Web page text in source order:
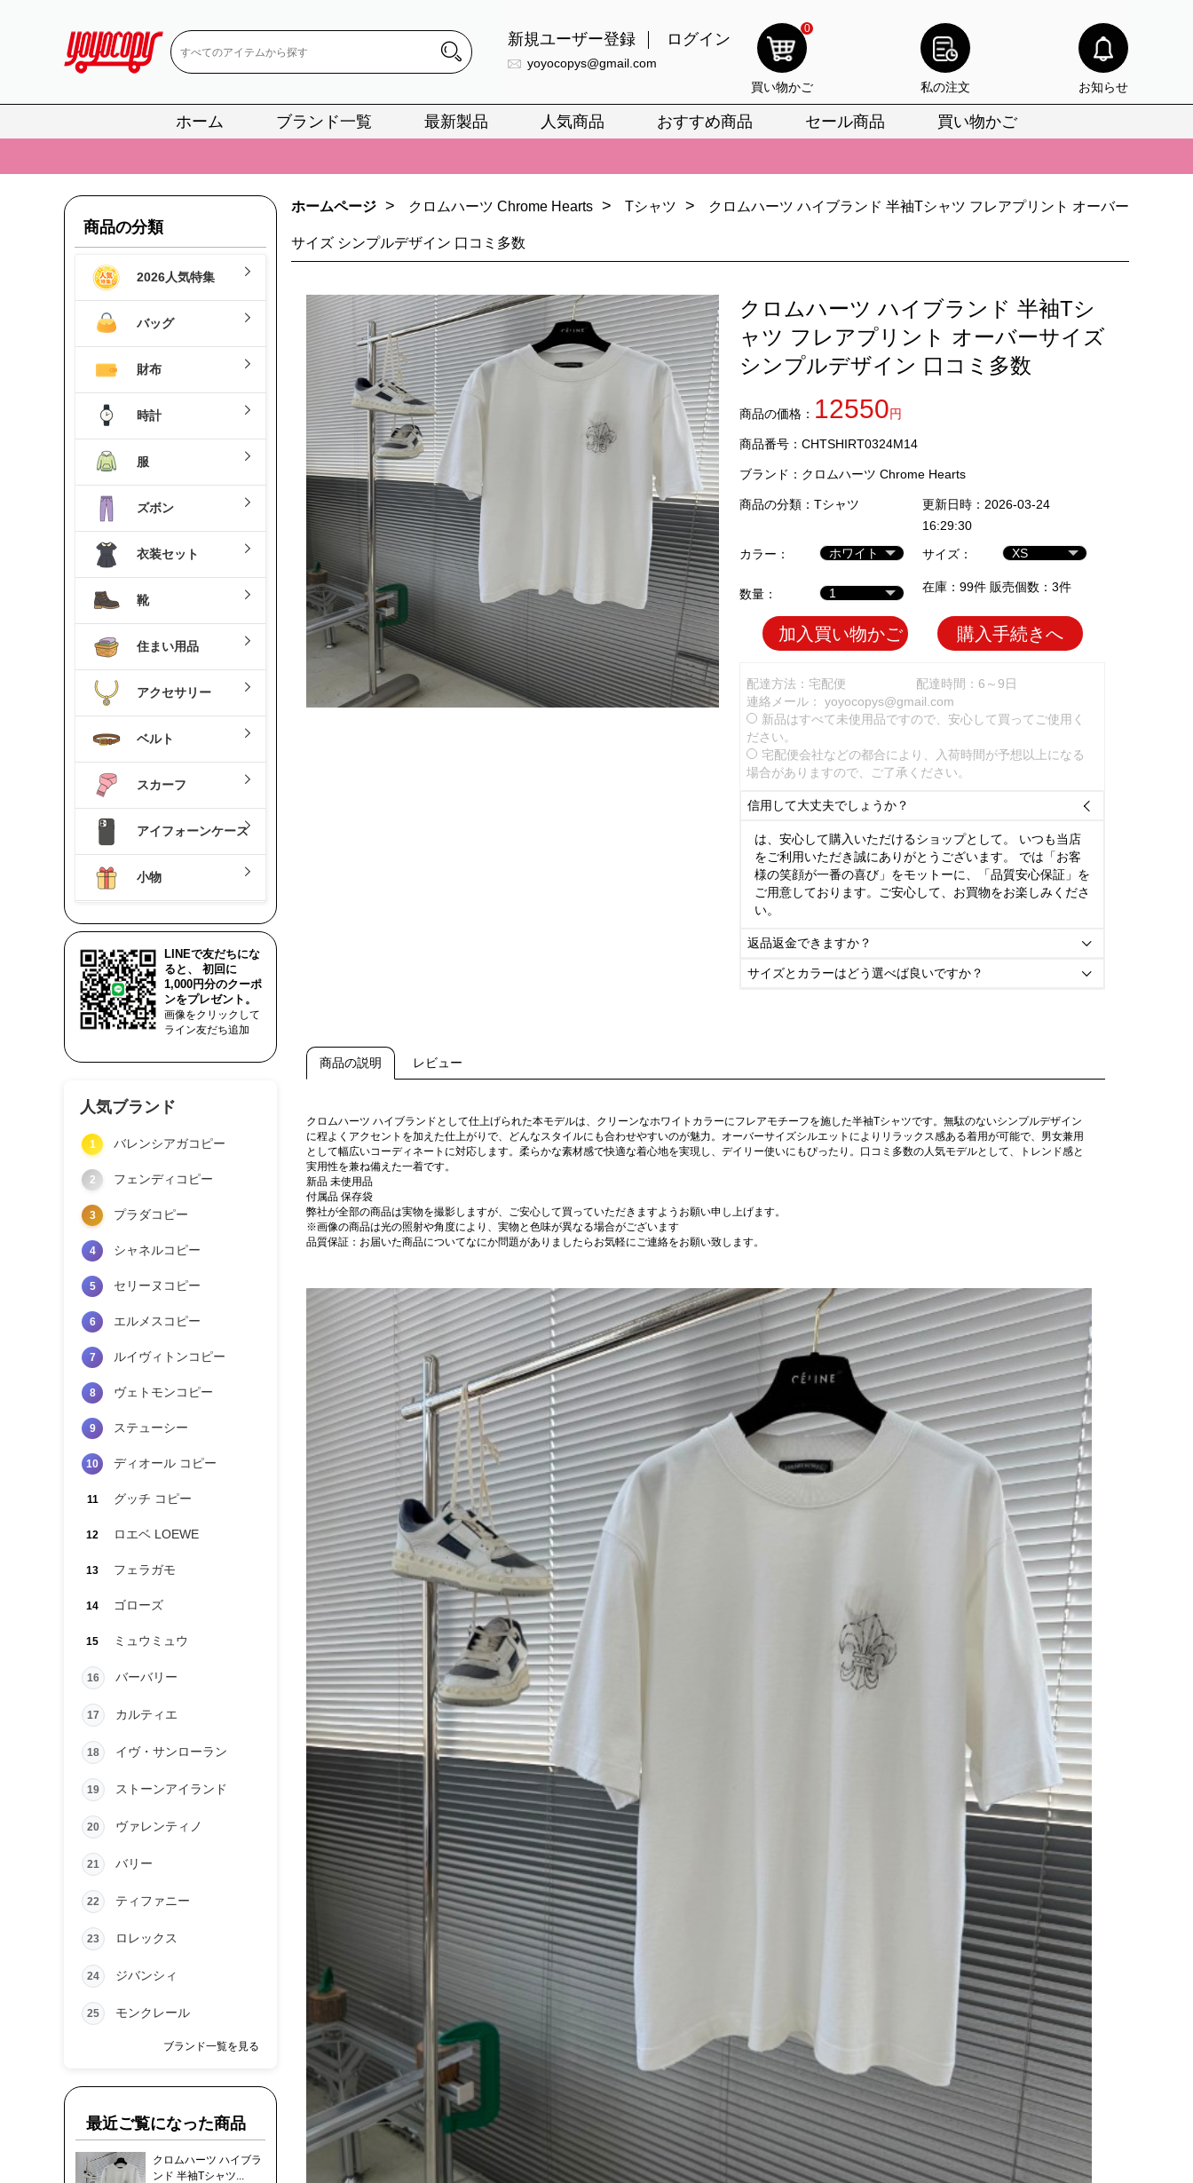
新規ユーザー登録 ログイン
yoyocopys@gmail.com
0
買い物かご 私の注文 お知らせ
ホーム ブランド一覧 最新製品 人気商品 おすすめ商品 セール商品 買い物かご
📢 当店は正真正銘のn級スーパーコピーのみ取扱い。最高品質の再現度を安心してお選びいただけます。
📢 2026春の新作続々更新中！期間中のご注文でお得な割引をご利用いただけます。
📢 新作入荷！ルイ・ヴィトンスーパーコピー バッグ最新モデルが登場。上質な仕上がりをお見逃しなく。
📢 当店は正真正銘のn級スーパーコピーのみ取扱い。最高品質の再現度を安心してお選びいただけます。
📢 新作入荷！ルイ・ヴィトンスーパーコピー バッグ最新モデルが登場。上質な仕上がりをお見逃しなく。
商品の分類
2026人気特集
バッグ
財布
時計
服
ズボン
衣装セット
靴
住まい用品
アクセサリー
ベルト
スカーフ
アイフォーンケース
小物
LINEで友だちにな
ると、 初回に
1,000円分のクーポ
ンをプレゼント。
画像をクリックして
ライン友だち追加
人気ブランド
1 バレンシアガコピー
2 フェンディコピー
3 プラダコピー
4 シャネルコピー
5 セリーヌコピー
6 エルメスコピー
7 ルイヴィトンコピー
8 ヴェトモンコピー
9 ステューシー
10 ディオール コピー
11 グッチ コピー
12 ロエベ LOEWE
13 フェラガモ
14 ゴローズ
15 ミュウミュウ
16 バーバリー
17 カルティエ
18 イヴ・サンローラン
19 ストーンアイランド
20 ヴァレンティノ
21 バリー
22 ティファニー
23 ロレックス
24 ジバンシィ
25 モンクレール
ブランド一覧を見る
最近ご覧になった商品
クロムハーツ ハイブラ
ンド 半袖Tシャツ...
ホームページ > クロムハーツ Chrome Hearts > Tシャツ > クロムハーツ ハイブランド 半袖Tシャツ フレアプリント オーバー
サイズ シンプルデザイン 口コミ多数
クロムハーツ ハイブランド 半袖Tシ
ャツ フレアプリント オーバーサイズ
シンプルデザイン 口コミ多数
商品の価格： 12550円
商品番号：CHTSHIRT0324M14
ブランド： クロムハーツ Chrome Hearts
商品の分類： Tシャツ
更新日時：2026-03-24
16:29:30
カラー：
サイズ：
数量： 在庫：99件 販売個数：3件
加入買い物かご 購入手続きへ
配達方法：宅配便
配達時間：6～9日
連絡メール： yoyocopys@gmail.com
新品はすべて未使用品ですので、安心して買ってご使用く
ださい。
宅配便会社などの都合により、入荷時間が予想以上になる
場合がありますので、ご了承ください。
信用して大丈夫でしょうか？ 
は、安心して購入いただけるショップとして。 いつも当店
をご利用いただき誠にありがとうございます。 では「お客
様の笑顔が一番の喜び」をモットーに、「品質安心保証」を
ご用意しております。ご安心して、お買物をお楽しみくださ
い。
返品返金できますか？ 
サイズとカラーはどう選べば良いですか？ 
商品の説明 レビュー
クロムハーツ ハイブランドとして仕上げられた本モデルは、クリーンなホワイトカラーにフレアモチーフを施した半袖Tシャツです。無駄のないシンプルデザイン
に程よくアクセントを加えた仕上がりで、どんなスタイルにも合わせやすいのが魅力。オーバーサイズシルエットによりリラックス感ある着用が可能で、男女兼用
として幅広いコーディネートに対応します。柔らかな素材感で快適な着心地を実現し、デイリー使いにもぴったり。口コミ多数の人気モデルとして、トレンド感と
実用性を兼ね備えた一着です。
新品 未使用品
付属品 保存袋
弊社が全部の商品は実物を撮影しますが、ご安心して買っていただきますようお願い申し上げます。
※画像の商品は光の照射や角度により、実物と色味が異なる場合がございます
品質保証：お届いた商品についてなにか問題がありましたらお気軽にご連絡をお願い致します。